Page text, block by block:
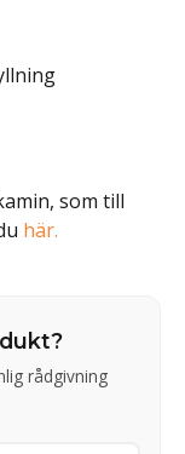
som till
här.
rådgivning